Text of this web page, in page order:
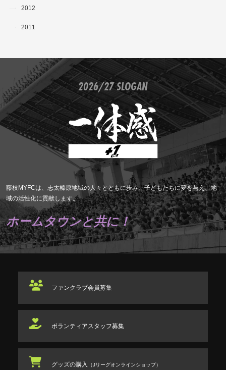
2012
2011
2026/27 SLOGAN
藤枝MYFCは、志太榛原地域の人々とともに歩み、子どもたちに夢を与え、地
域の活性化に貢献します。
ホームタウンと共に！
ファンクラブ会員募集
ボランティアスタッフ募集
グッズの購入 （Jリーグオンラインショップ）